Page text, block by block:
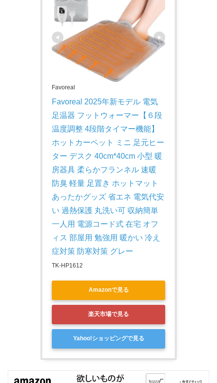
Favoreal
Favoreal 2025年新モデル 電気
足温器 フットウォーマー【６段
温度調整 4段階タイマー機能】
ホットカーペット ミニ 足元ヒー
ター デスク 40cm*40cm 小型 暖
房器具 柔らかフランネル 速暖
防臭 軽量 足置き ホットマット
あったかグッズ 省エネ 電気代安
い 過熱保護 丸洗い可 収納簡単
一人用 電源コード式 在宅 オフ
ィス 部屋用 勉強用 暖かい 冷え
症対策 防寒対策 グレー
TK-HP1612
Amazonで見る
楽天市場で見る
Yahoo!ショッピングで見る